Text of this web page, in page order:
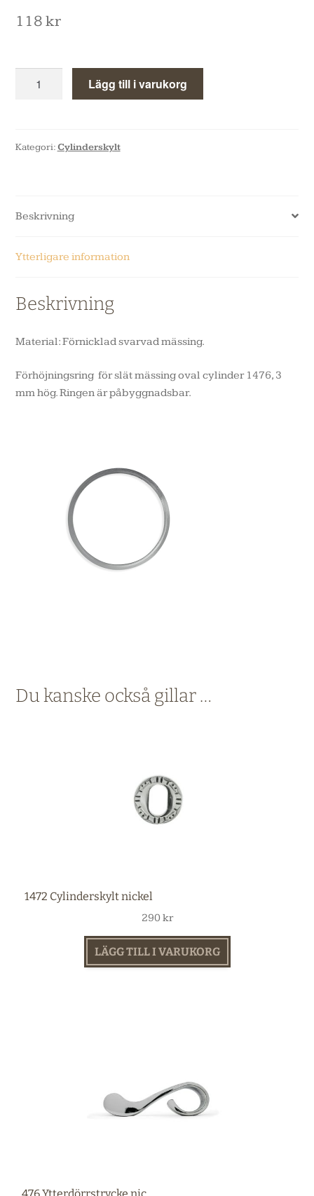
118kr
Lägg till i varukorg
Kategori:Cylinderskylt
Beskrivning
Ytterligare information
Beskrivning
Material: Förnicklad svarvad mässing.
Förhöjningsring för slät mässing oval cylinder 1476, 3
mm hög. Ringen är påbyggnadsbar.
Du kanske också gillar …
1472 Cylinderskylt nickel
290 kr
LÄGG TILL I VARUKORG